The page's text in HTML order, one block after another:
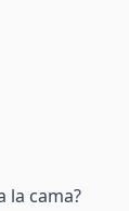
la cama?